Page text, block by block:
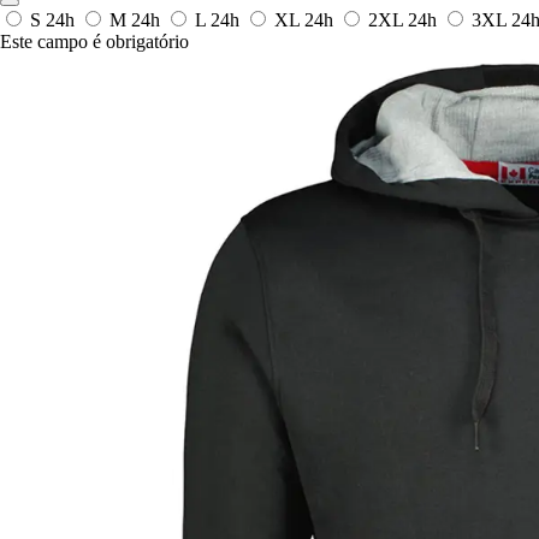
S 24h M 24h L 24h XL 24h 2XL 24h 3XL 24h
Este campo é obrigatório